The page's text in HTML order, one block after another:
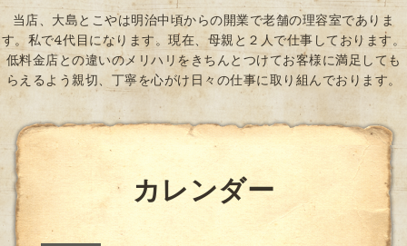
当店、大島とこやは明治中頃からの開業で老舗の理容室でありま
す。私で4代目になります。現在、母親と２人で仕事しております。
低料金店との違いのメリハリをきちんとつけてお客様に満足しても
らえるよう親切、丁寧を心がけ日々の仕事に取り組んでおります。
カレンダー